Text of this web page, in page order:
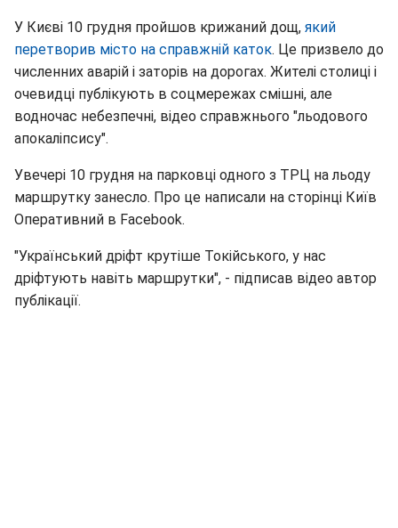
У Києві 10 грудня пройшов крижаний дощ, який
перетворив місто на справжній каток. Це призвело до
численних аварій і заторів на дорогах. Жителі столиці і
очевидці публікують в соцмережах смішні, але
водночас небезпечні, відео справжнього "льодового
апокаліпсису".
Увечері 10 грудня на парковці одного з ТРЦ на льоду
маршрутку занесло. Про це написали на сторінці Київ
Оперативний в Facebook.
"Український дріфт крутіше Токійського, у нас
дріфтують навіть маршрутки", - підписав відео автор
публікації.